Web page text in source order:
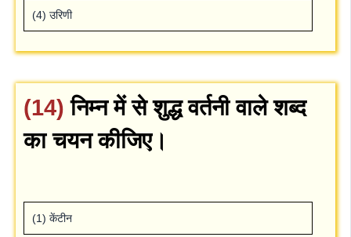
(4) उरिणी
(14)निम्‍न में से शुद्ध वर्तनी वाले शब्‍द
का चयन कीजिए।
(1) केंटीन